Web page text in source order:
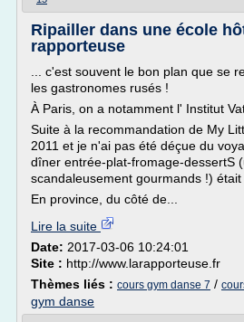
Ripailler dans une école
rapporteuse
... c'est souvent le bon plan que se
les gastronomes rusés !
À Paris, on a notamment l' Institut
Suite à la recommandation de My
2011 et je n'ai pas été déçue du
dîner entrée-plat-fromage-dessertS
scandaleusement gourmands !) était
En province, du côté de...
Lire la suite
Date: 2017-03-06 10:24:01
Site : http://www.larapporteuse.fr
Thèmes liés : cours gym danse 7 /
gym danse